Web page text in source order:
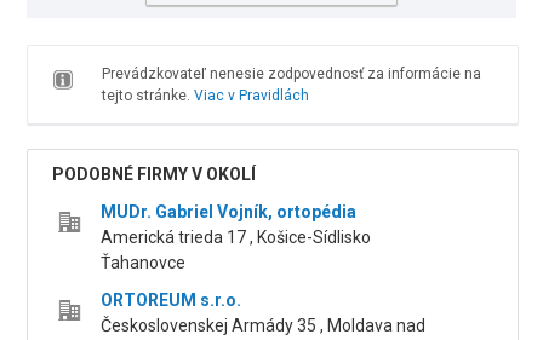
Prevádzkovateľ nenesie zodpovednosť za informácie na
tejto stránke. Viac v Pravidlách
PODOBNÉ FIRMY V OKOLÍ
MUDr. Gabriel Vojník, ortopédia
Americká trieda 17 , Košice-Sídlisko
Ťahanovce
ORTOREUM s.r.o.
Československej Armády 35 , Moldava nad